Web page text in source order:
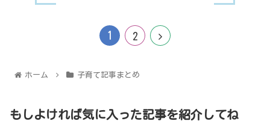
1 2
ホーム 子育て記事まとめ
もしよければ気に入った記事を紹介してね